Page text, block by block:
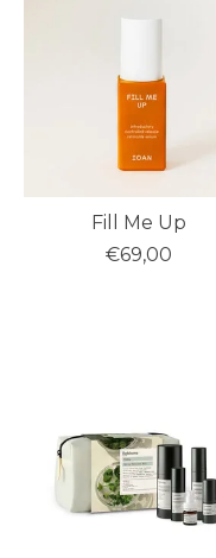
Fill Me Up
€69,00